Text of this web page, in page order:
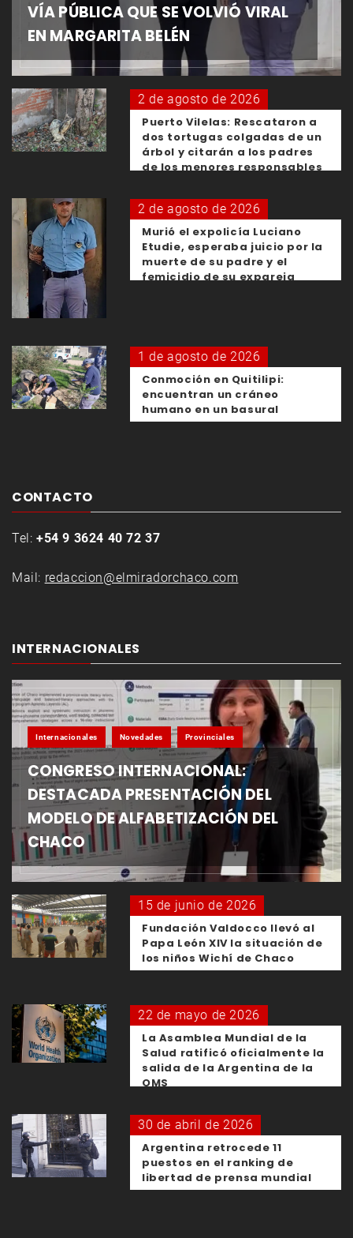
VÍA PÚBLICA QUE SE VOLVIÓ VIRAL
EN MARGARITA BELÉN
2 de agosto de 2026
Puerto Vilelas: Rescataron a
dos tortugas colgadas de un
árbol y citarán a los padres
de los menores responsables
2 de agosto de 2026
Murió el expolicía Luciano
Etudie, esperaba juicio por la
muerte de su padre y el
femicidio de su expareja
1 de agosto de 2026
Conmoción en Quitilipi:
encuentran un cráneo
humano en un basural
CONTACTO
Tel: +54 9 3624 40 72 37
Mail: redaccion@elmiradorchaco.com
INTERNACIONALES
Internacionales Novedades Provinciales
CONGRESO INTERNACIONAL:
DESTACADA PRESENTACIÓN DEL
MODELO DE ALFABETIZACIÓN DEL
CHACO
15 de junio de 2026
Fundación Valdocco llevó al
Papa León XIV la situación de
los niños Wichí de Chaco
22 de mayo de 2026
La Asamblea Mundial de la
Salud ratificó oficialmente la
salida de la Argentina de la
OMS
30 de abril de 2026
Argentina retrocede 11
puestos en el ranking de
libertad de prensa mundial